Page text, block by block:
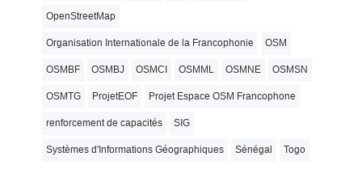
OpenStreetMap
Organisation Internationale de la Francophonie OSM
OSMBF OSMBJ OSMCI OSMML OSMNE OSMSN
OSMTG ProjetEOF Projet Espace OSM Francophone
renforcement de capacités SIG
Systèmes d'Informations Géographiques Sénégal Togo